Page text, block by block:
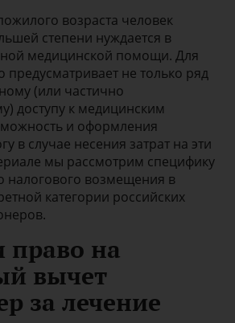
возраста человек
степени нуждается в
медицинской помощи. Для
предусматривает не только ряд
(или частично
доступу к медицинским
и оформления
в случае несения затрат на эти
мы рассмотрим специфику
налогового возмещения в
категории российских
право на
вычет
за лечение